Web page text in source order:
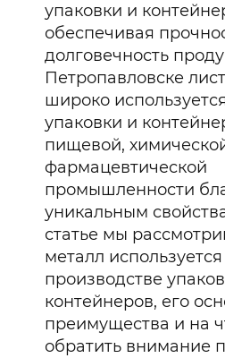
упаковки и
обеспечивая
долговечность
Петропавловске
широко
упаковки и
пищевой,
фармацевтической
промышленности
уникальным
статье мы
металл используется
производстве
контейнеров, его
преимущества и на
обратить внимание